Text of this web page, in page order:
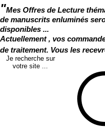
"Mes Offres de Lecture
de manuscrits enluminés
disponibles ...
Actuellement , vos
de traitement. Vous les
Je recherche sur
votre site ...